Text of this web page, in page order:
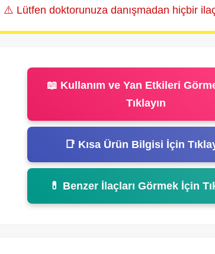
⚠️ Lütfen doktorunuza danışmadan hiçbir
📖 Kullanım ve Yan Etkileri
Tıklayın
📑 Kısa Ürün Bilgisi İçin
💊 Benzer İlaçları Görmek İçin